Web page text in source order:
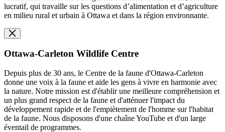
lucratif, qui travaille sur les questions d’alimentation et d’agriculture
en milieu rural et urbain à Ottawa et dans la région environnante.
Ottawa-Carleton Wildlife Centre
Depuis plus de 30 ans, le Centre de la faune d'Ottawa-Carleton
donne une voix à la faune et aide les gens à vivre en harmonie avec
la nature. Notre mission est d'établir une meilleure compréhension et
un plus grand respect de la faune et d'atténuer l'impact du
développement rapide et de l'empiètement de l'homme sur l'habitat
de la faune. Nous disposons d'une chaîne YouTube et d'un large
éventail de programmes.